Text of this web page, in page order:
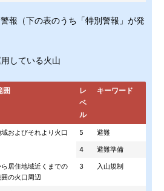
報（下の表のうち「特別警報」が発
している火山
囲
レ
ベ
ル
キーワード
およびそれより火口
5
避難
4
避難準備
ら居住地域近くまでの
の火口周辺
3 入山規制